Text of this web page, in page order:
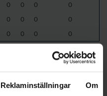
Reklaminställningar Om
0 0 0
0
0 0 0
0
0 0 0 0
Isstadion LF